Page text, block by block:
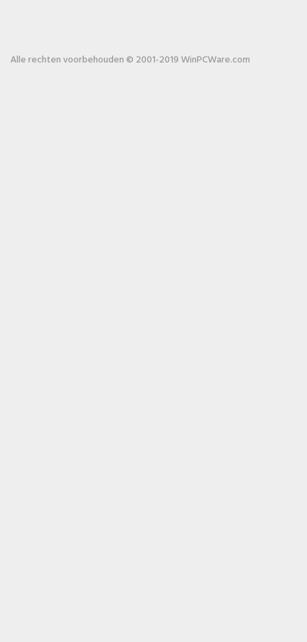
Alle rechten voorbehouden © 2001-2019 WinPCWare.com